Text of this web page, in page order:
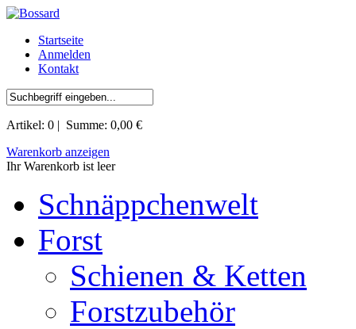
Startseite
Anmelden
Kontakt
Artikel: 0 | Summe: 0,00 €
Warenkorb anzeigen
Ihr Warenkorb ist leer
Schnäppchenwelt
Forst
Schienen & Ketten
Forstzubehör